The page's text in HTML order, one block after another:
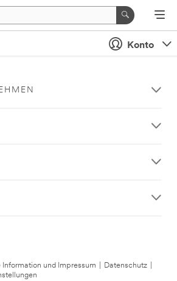
Konto
Information und Impressum Datenschutz